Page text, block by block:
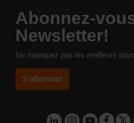
Abonnez-
Newsletter!
Ne manquez pas les meilleurs
S'abonner